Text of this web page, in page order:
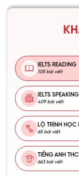
IELTS READING
105 bài viết
IELTS SPEAKING
409 bài viết
LỘ TRÌNH HỌC
65 bài viết
TIẾNG ANH
663 bài viết